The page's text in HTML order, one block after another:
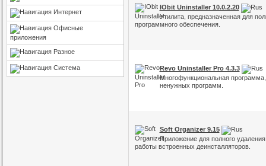
Интернет
Офисные
приложения
Разное
Система
IObit Uninstaller 10.0.2.20
Утилита, предназначенная для
программного обеспечения.
Revo Uninstaller Pro 4.3.3
Многофункциональная
ненужных программ.
Soft Organizer 9.15
Приложение для полного
работы встроенных деинсталляторов.